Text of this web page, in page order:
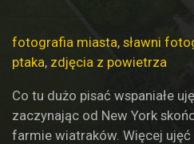
fotografia miasta, sławni
ptaka, zdjęcia z powietrza
Co tu dużo pisać wspaniałe
zaczynając od New York
farmie wiatraków. Więcej